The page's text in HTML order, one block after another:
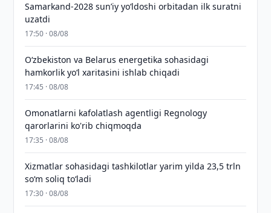
Samarkand-2028 sunʼiy yo‘ldoshi orbitadan ilk suratni
uzatdi
17:50 · 08/08
Oʻzbekiston va Belarus energetika sohasidagi
hamkorlik yoʻl xaritasini ishlab chiqadi
17:45 · 08/08
Omonatlarni kafolatlash agentligi Regnology
qarorlarini ko'rib chiqmoqda
17:35 · 08/08
Xizmatlar sohasidagi tashkilotlar yarim yilda 23,5 trln
so‘m soliq to‘ladi
17:30 · 08/08